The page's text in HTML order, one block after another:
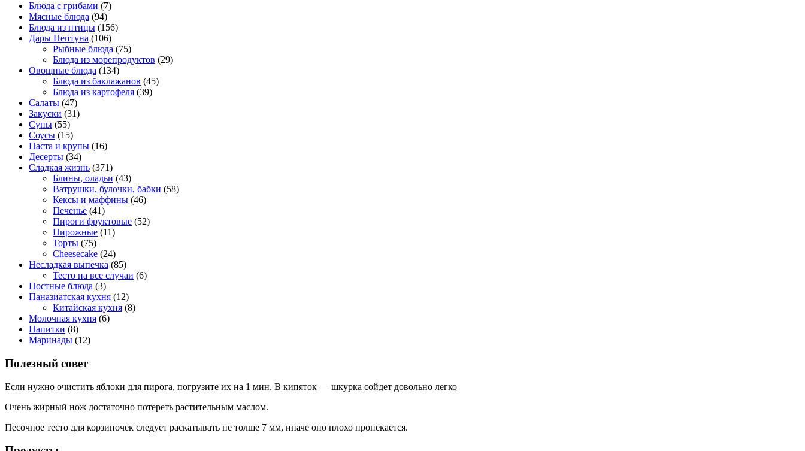
Блюда с грибами (7)
Мясные блюда (94)
Блюда из птицы (156)
Дары Нептуна (106)
Рыбные блюда (75)
Блюда из морепродуктов (29)
Овощные блюда (134)
Блюда из баклажанов (45)
Блюда из картофеля (39)
Салаты (47)
Закуски (31)
Супы (55)
Соусы (15)
Паста и крупы (16)
Десерты (34)
Сладкая жизнь (371)
Блины, оладьи (43)
Ватрушки, булочки, бабки (58)
Кексы и маффины (46)
Печенье (41)
Пироги фруктовые (52)
Пирожные (11)
Торты (75)
Cheesecake (24)
Несладкая выпечка (85)
Тесто на все случаи (6)
Постные блюда (3)
Паназиатская кухня (12)
Китайская кухня (8)
Молочная кухня (6)
Напитки (8)
Маринады (12)
Полезный совет
Если нужно очистить яблоки для пирога, погрузите их на 1 мин. В кипяток — шкурка сойдет довольно легко
Очень жирный нож достаточно потереть растительным маслом.
Песочное тесто для корзиночек следует раскатывать не толще 7 мм, иначе оно плохо пропекается.